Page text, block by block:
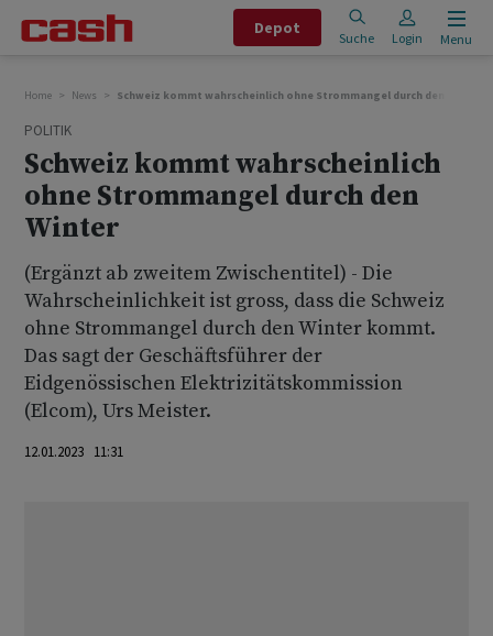
Depot
Suche Login Menu
Home News Schweiz kommt wahrscheinlich ohne Strommangel durch den Winter
POLITIK
Schweiz kommt wahrscheinlich
ohne Strommangel durch den
Winter
(Ergänzt ab zweitem Zwischentitel) - Die
Wahrscheinlichkeit ist gross, dass die Schweiz
ohne Strommangel durch den Winter kommt.
Das sagt der Geschäftsführer der
Eidgenössischen Elektrizitätskommission
(Elcom), Urs Meister.
12.01.2023 11:31